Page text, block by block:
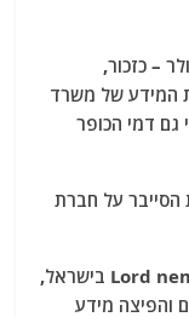
בו שולמו 50,000 דולר – כזכור,
וכעת המידע של משרד
דמי הכופר
על חברת
זו לא המתקפה הראשונה של קבוצת Lord nemesis בישראל,
והפיצה מידע